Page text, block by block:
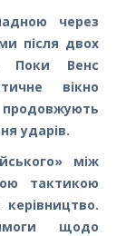
через
після двох
Поки Венс
вікно
ударів.
між
тактикою
щодо